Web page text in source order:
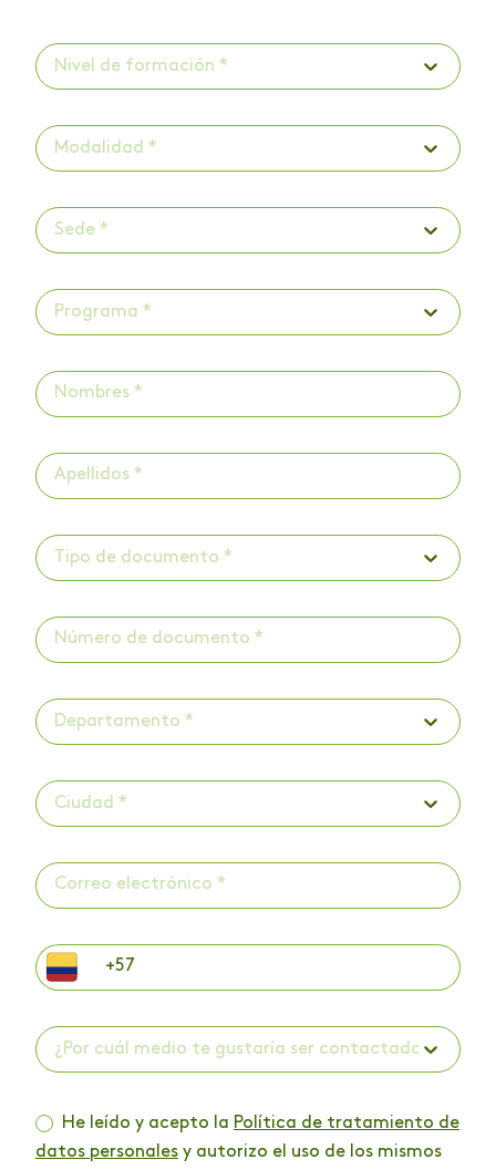
Nivel de formación *
Modalidad *
Sede *
Programa *
Tipo de documento *
Departamento *
Ciudad *
¿Por cuál medio te gustaría ser contactado? *
He leído y acepto la Política de tratamiento de
datos personales y autorizo el uso de los mismos